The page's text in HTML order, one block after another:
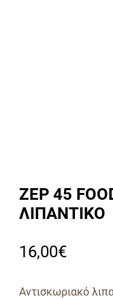
ZEP 45
ΛΙΠΑΝΤΙΚΟ
16,00€
Αντισκωριακό